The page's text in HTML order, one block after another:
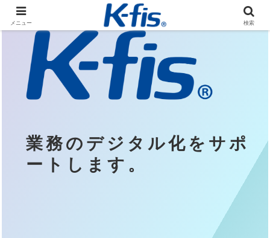
業務のデジタル化をサポ
ートします。
メニュー 検索